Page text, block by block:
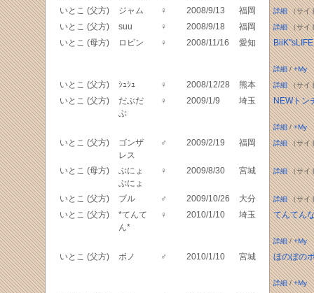
いとこ (父方) ジャム ♀ 2008/9/13 福岡 詳細（サイ
いとこ (父方) suu ♀ 2008/9/18 福岡 詳細（サイ
いとこ (母方) ロビン ♀ 2008/11/16 愛知 BiiK''sLIFE
詳細/+My
いとこ (父方) ｼｭｼｭ ♀ 2008/12/28 熊本 詳細（サイ
いとこ (父方)
だぶだ
ぶ
♀ 2009/1/9 埼玉 NEWトン
詳細/+My
いとこ (父方)
ゴンザ
レス
♂ 2009/2/19 福岡 詳細（サイ
いとこ (母方)
ぶにょ
ぶにょ
♀ 2009/8/30 宮城 詳細（サイ
いとこ (父方) ブル ♂ 2009/10/26 大分 詳細（サイ
いとこ (父方)
*てんて
ん*
♀ 2010/1/10 埼玉 てんてん
詳細/+My
いとこ (父方) ボノ ♂ 2010/1/10 宮城 ほのぼの
詳細/+My